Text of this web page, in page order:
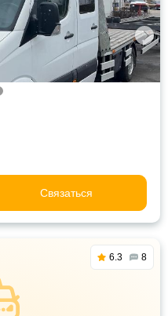
Связаться
6.3 8